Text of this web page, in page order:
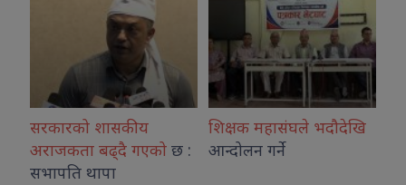
सरकारको शासकीय
अराजकता बढ्दै गएको छ :
सभापति थापा
शिक्षक महासंघले भदौदेखि
आन्दोलन गर्ने